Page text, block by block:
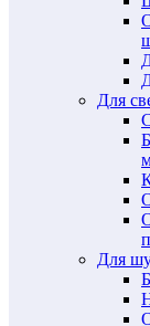
Для
Для